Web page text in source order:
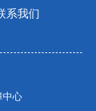
系我们
中心